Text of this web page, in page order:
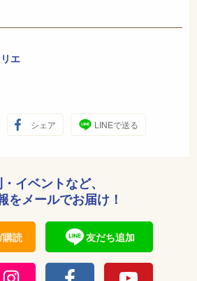
エ
シェア LINEで送る
イベントなど、
をメールでお届け！
購読 友だち追加